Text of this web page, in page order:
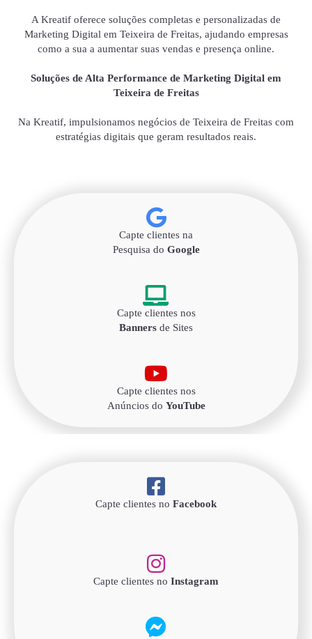
A Kreatif oferece soluções completas e personalizadas de
Marketing Digital em Teixeira de Freitas, ajudando empresas
como a sua a aumentar suas vendas e presença online.
Soluções de Alta Performance de Marketing Digital em
Teixeira de Freitas
Na Kreatif, impulsionamos negócios de Teixeira de Freitas com
estratégias digitais que geram resultados reais.
Capte clientes na
Pesquisa do Google
Capte clientes nos
Banners de Sites
Capte clientes nos
Anúncios do YouTube
Capte clientes no Facebook
Capte clientes no Instagram